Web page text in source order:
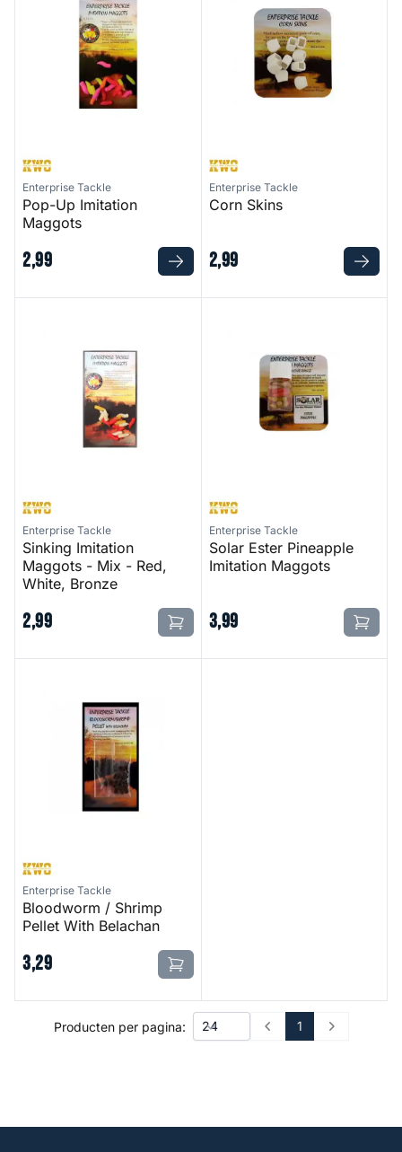
Enterprise Tackle
Pop-Up Imitation
Maggots
2,99
Enterprise Tackle
Corn Skins
2,99
Enterprise Tackle
Sinking Imitation
Maggots - Mix - Red,
White, Bronze
2,99
Enterprise Tackle
Solar Ester Pineapple
Imitation Maggots
3,99
Enterprise Tackle
Bloodworm / Shrimp
Pellet With Belachan
3,29
Producten per pagina: Prev 1 Next